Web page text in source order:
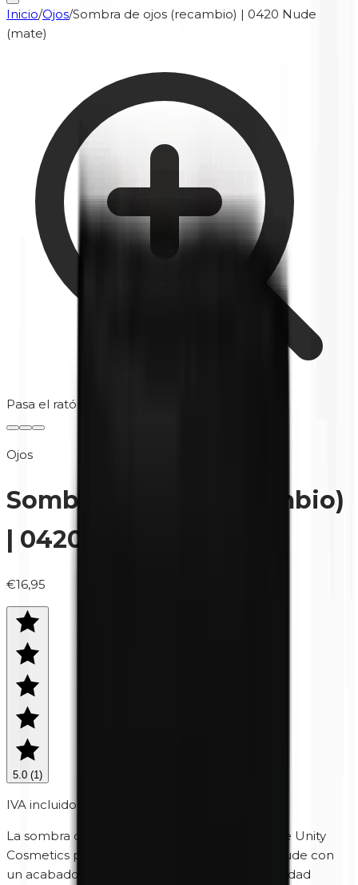
Inicio/Ojos/Sombra de ojos (recambio) | 0420 Nude
(mate)
Pasa el ratón para ampliar
Ojos
Sombra de ojos (recambio)
| 0420 Nude (mate)
€16,95
5.0 (1)
IVA incluido
La sombra de ojos mineral Nude Mate 0420 de Unity
Cosmetics presenta un delicado tono beige nude con
un acabado completamente mate. Esta tonalidad